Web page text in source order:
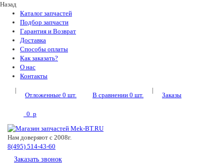
Назад
Каталог запчастей
Подбор запчасти
Гарантия и Возврат
Доставка
Способы оплаты
Как заказать?
О нас
Контакты
|
Отложенные 0 шт. В сравнении 0 шт.
|
Заказы
0 p
Нам доверяют с 2008г.
8(495) 514-43-60
Заказать звонок